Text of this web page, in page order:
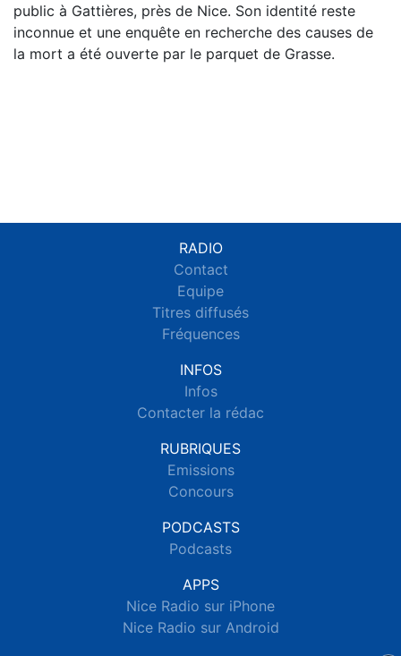
public à Gattières, près de Nice. Son identité reste
inconnue et une enquête en recherche des causes de
la mort a été ouverte par le parquet de Grasse.
RADIO
Contact
Equipe
Titres diffusés
Fréquences
INFOS
Infos
Contacter la rédac
RUBRIQUES
Emissions
Concours
PODCASTS
Podcasts
APPS
Nice Radio sur iPhone
Nice Radio sur Android